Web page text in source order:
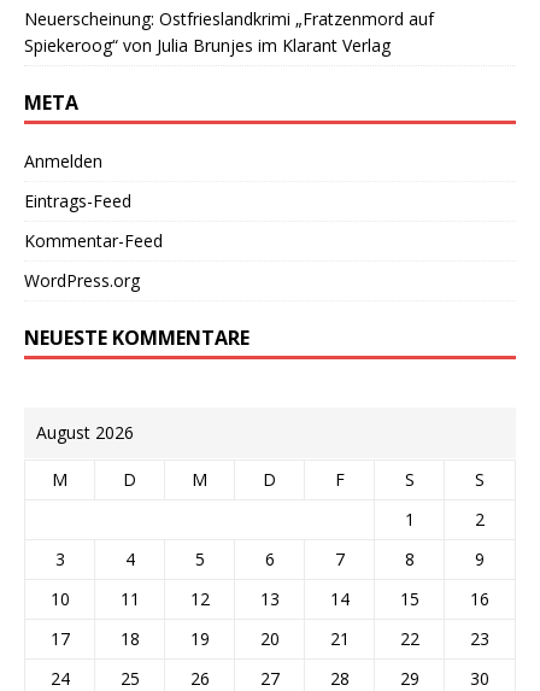
Neuerscheinung: Ostfrieslandkrimi „Fratzenmord auf
Spiekeroog“ von Julia Brunjes im Klarant Verlag
META
Anmelden
Eintrags-Feed
Kommentar-Feed
WordPress.org
NEUESTE KOMMENTARE
August 2026
M D M D F S
S
1
2
3
4 5 6 7 8
9
10
11 12 13 14 15
16
17
18 19 20 21 22
23
24
25 26 27 28 29
30